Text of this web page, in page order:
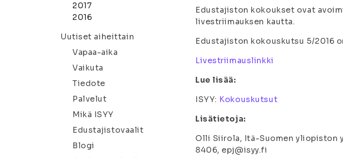
2017
2016
Uutiset aiheittain
Vapaa-aika
Vaikuta
Tiedote
Palvelut
Mikä ISYY
Edustajistovaalit
Blogi
Edustajiston kokoukset ovat
livestriimauksen kautta.
Edustajiston kokouskutsu 5/2016
Livestriimauslinkki
Lue lisää:
ISYY: Kokouskutsut
Lisätietoja:
Olli Siirola, Itä-Suomen yliopiston
8406, epj@isyy.fi